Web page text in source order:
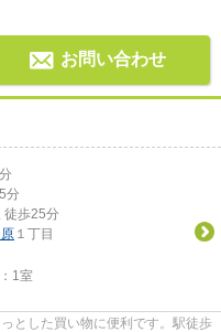
お問い合わせ
分
徒歩25分
１丁目
1室
とした買い物に便利です。駅徒歩